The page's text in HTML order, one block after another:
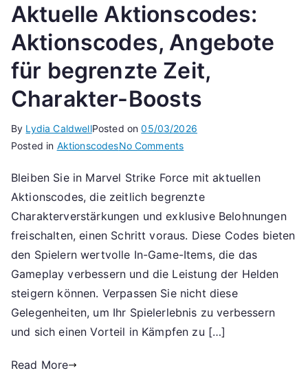
Aktuelle Aktionscodes:
Aktionscodes, Angebote
für begrenzte Zeit,
Charakter-Boosts
By Lydia CaldwellPosted on05/03/2026
Posted in AktionscodesNo Commentson
Aktionscodes:
Aktionscodes,
Angebote
für
begrenzte
Charakter-
Boosts
Bleiben Sie in Marvel Strike Force mit aktuellen
Aktionscodes, die zeitlich begrenzte
Charakterverstärkungen und exklusive Belohnungen
freischalten, einen Schritt voraus. Diese Codes bieten
den Spielern wertvolle In-Game-Items, die das
Gameplay verbessern und die Leistung der Helden
steigern können. Verpassen Sie nicht diese
Gelegenheiten, um Ihr Spielerlebnis zu verbessern
und sich einen Vorteil in Kämpfen zu […]
Read More